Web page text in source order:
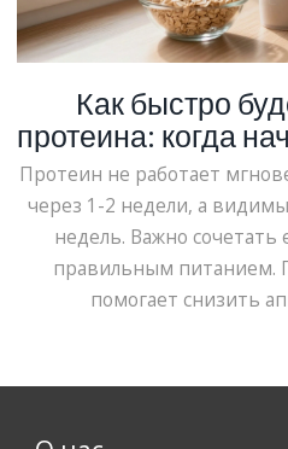
Как быстро
протеина: когда
Протеин не работает
через 1-2 недели, а
недель. Важно сочетать
правильным питанием.
помогает снизить